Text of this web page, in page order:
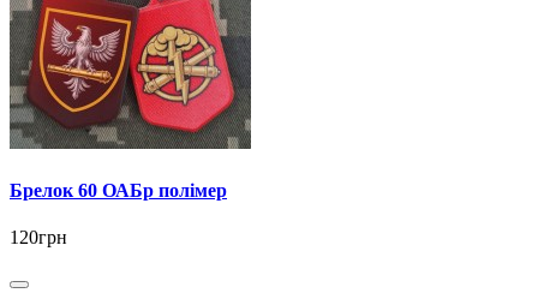
Брелок 60 ОАБр полімер
120грн